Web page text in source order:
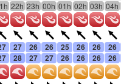
22h 23h 00h 01h 02h 03h 04h
27 26 26 25 26 26 26
28 27 27 26 26 26 26